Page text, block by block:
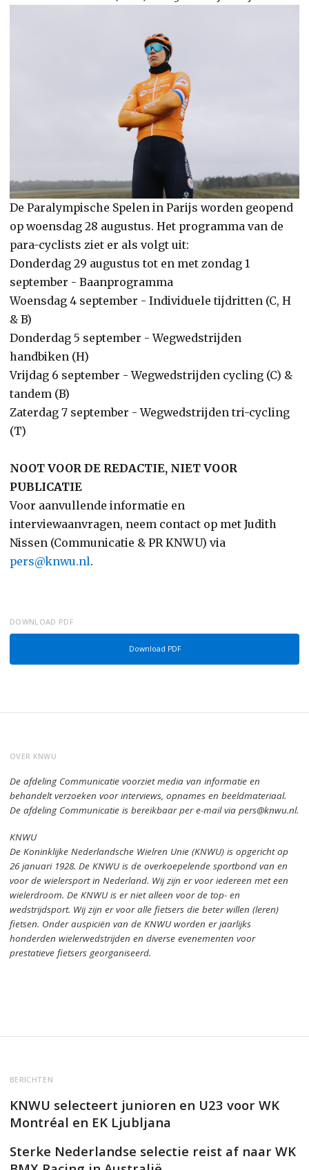
De Paralympische Spelen in Parijs worden geopend
op woensdag 28 augustus. Het programma van de
para-cyclists ziet er als volgt uit:
Donderdag 29 augustus tot en met zondag 1
september - Baanprogramma
Woensdag 4 september - Individuele tijdritten (C, H
& B)
Donderdag 5 september - Wegwedstrijden
handbiken (H)
Vrijdag 6 september - Wegwedstrijden cycling (C) &
tandem (B)
Zaterdag 7 september - Wegwedstrijden tri-cycling
(T)
NOOT VOOR DE REDACTIE, NIET VOOR
PUBLICATIE
Voor aanvullende informatie en
interviewaanvragen, neem contact op met Judith
Nissen (Communicatie & PR KNWU) via
pers@knwu.nl.
DOWNLOAD PDF
Download PDF
OVER KNWU
De afdeling Communicatie voorziet media van informatie en
behandelt verzoeken voor interviews, opnames en beeldmateriaal.
De afdeling Communicatie is bereikbaar per e-mail via pers@knwu.nl.
KNWU
De Koninklijke Nederlandsche Wielren Unie (KNWU) is opgericht op
26 januari 1928.De KNWU is de overkoepelende sportbond van en
voor de wielersport in Nederland. Wij zijn er voor iedereen met een
wielerdroom.De KNWU is er niet alleen voor de top- en
wedstrijdsport. Wij zijn ervoor alle fietsers die beter willen (leren)
fietsen. Onder auspiciën van de KNWU worden er jaarlijks
honderden wielerwedstrijden en diverse evenementen voor
prestatieve fietsers georganiseerd.
BERICHTEN
KNWU selecteert junioren en U23 voor WK
Montréal en EK Ljubljana
Sterke Nederlandse selectie reist af naar WK